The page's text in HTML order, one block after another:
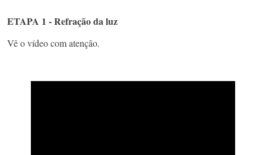
ETAPA 1 - Refração da luz
Vê o vídeo com atenção.